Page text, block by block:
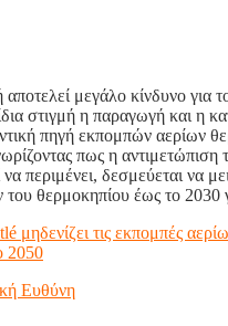
μεγάλο κίνδυνο για
στιγμή η παραγωγή και η
πηγή εκπομπών αερίων
πως η αντιμετώπιση
περιμένει, δεσμεύεται να
του θερμοκηπίου έως το
μηδενίζει τις εκπομπές
2050
Ευθύνη